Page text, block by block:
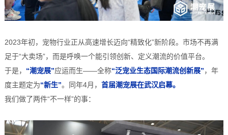
2023年初，宠物行业正从高速增长迈向“精致化”新阶段。市场不再满
足于“大卖场”，而是呼唤一个能引领创新、定义潮流的价值平台。
于是， “潮宠展”应运而生——全称“泛宠业生态国际潮流创新展”，年
度主题定为“新生”。同年4月， 首届潮宠展在武汉启幕。
我们做了两件“不一样”的事：